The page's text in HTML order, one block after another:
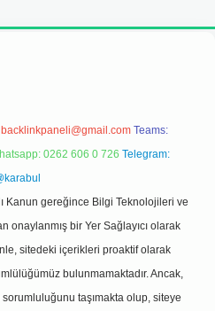
backlinkpaneli@gmail.com Teams:
0262 606 0 726 Telegram:
Kanun gereğince Bilgi Teknolojileri ve
onaylanmış bir Yer Sağlayıcı olarak
sitedeki içerikleri proaktif olarak
bulunmamaktadır. Ancak,
taşımakta olup, siteye